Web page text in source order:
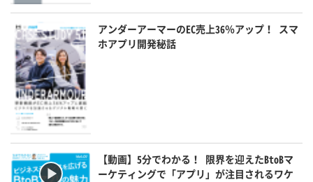
アンダーアーマーのEC売上36％アップ！ スマ
ホアプリ開発秘話
【動画】5分でわかる！ 限界を迎えたBtoBマ
ーケティングで「アプリ」が注目されるワケ